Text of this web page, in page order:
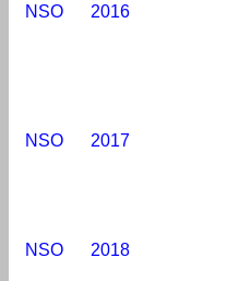
NSO
2016
NSO
2017
NSO
2018